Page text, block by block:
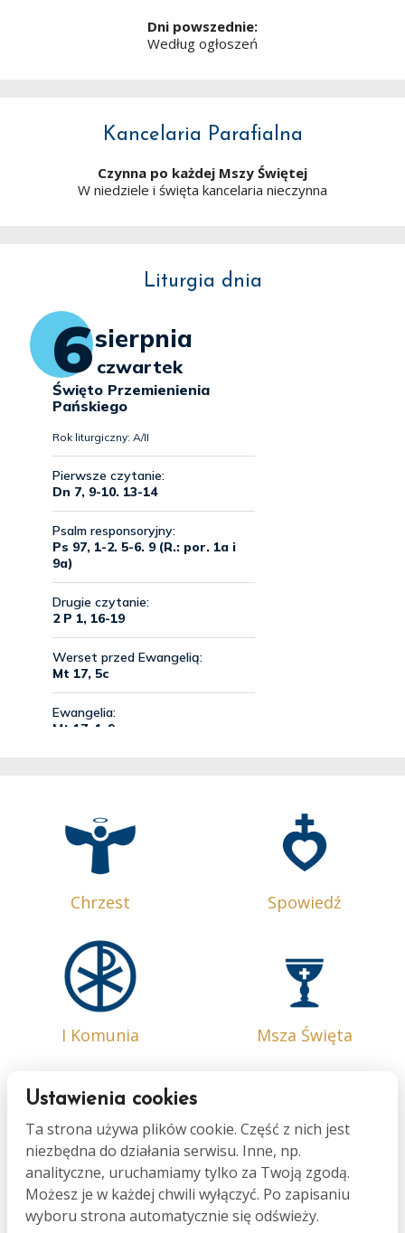
Dni powszednie:
Według ogłoszeń
Kancelaria Parafialna
Czynna po każdej Mszy Świętej
W niedziele i święta kancelaria nieczynna
Liturgia dnia
Chrzest Spowiedź
I Komunia Msza Święta
Bierzmowanie Małżeństwo
Ustawienia cookies
Ta strona używa plików cookie. Część z nich jest
niezbędna do działania serwisu. Inne, np.
analityczne, uruchamiamy tylko za Twoją zgodą.
Możesz je w każdej chwili wyłączyć. Po zapisaniu
wyboru strona automatycznie się odświeży.